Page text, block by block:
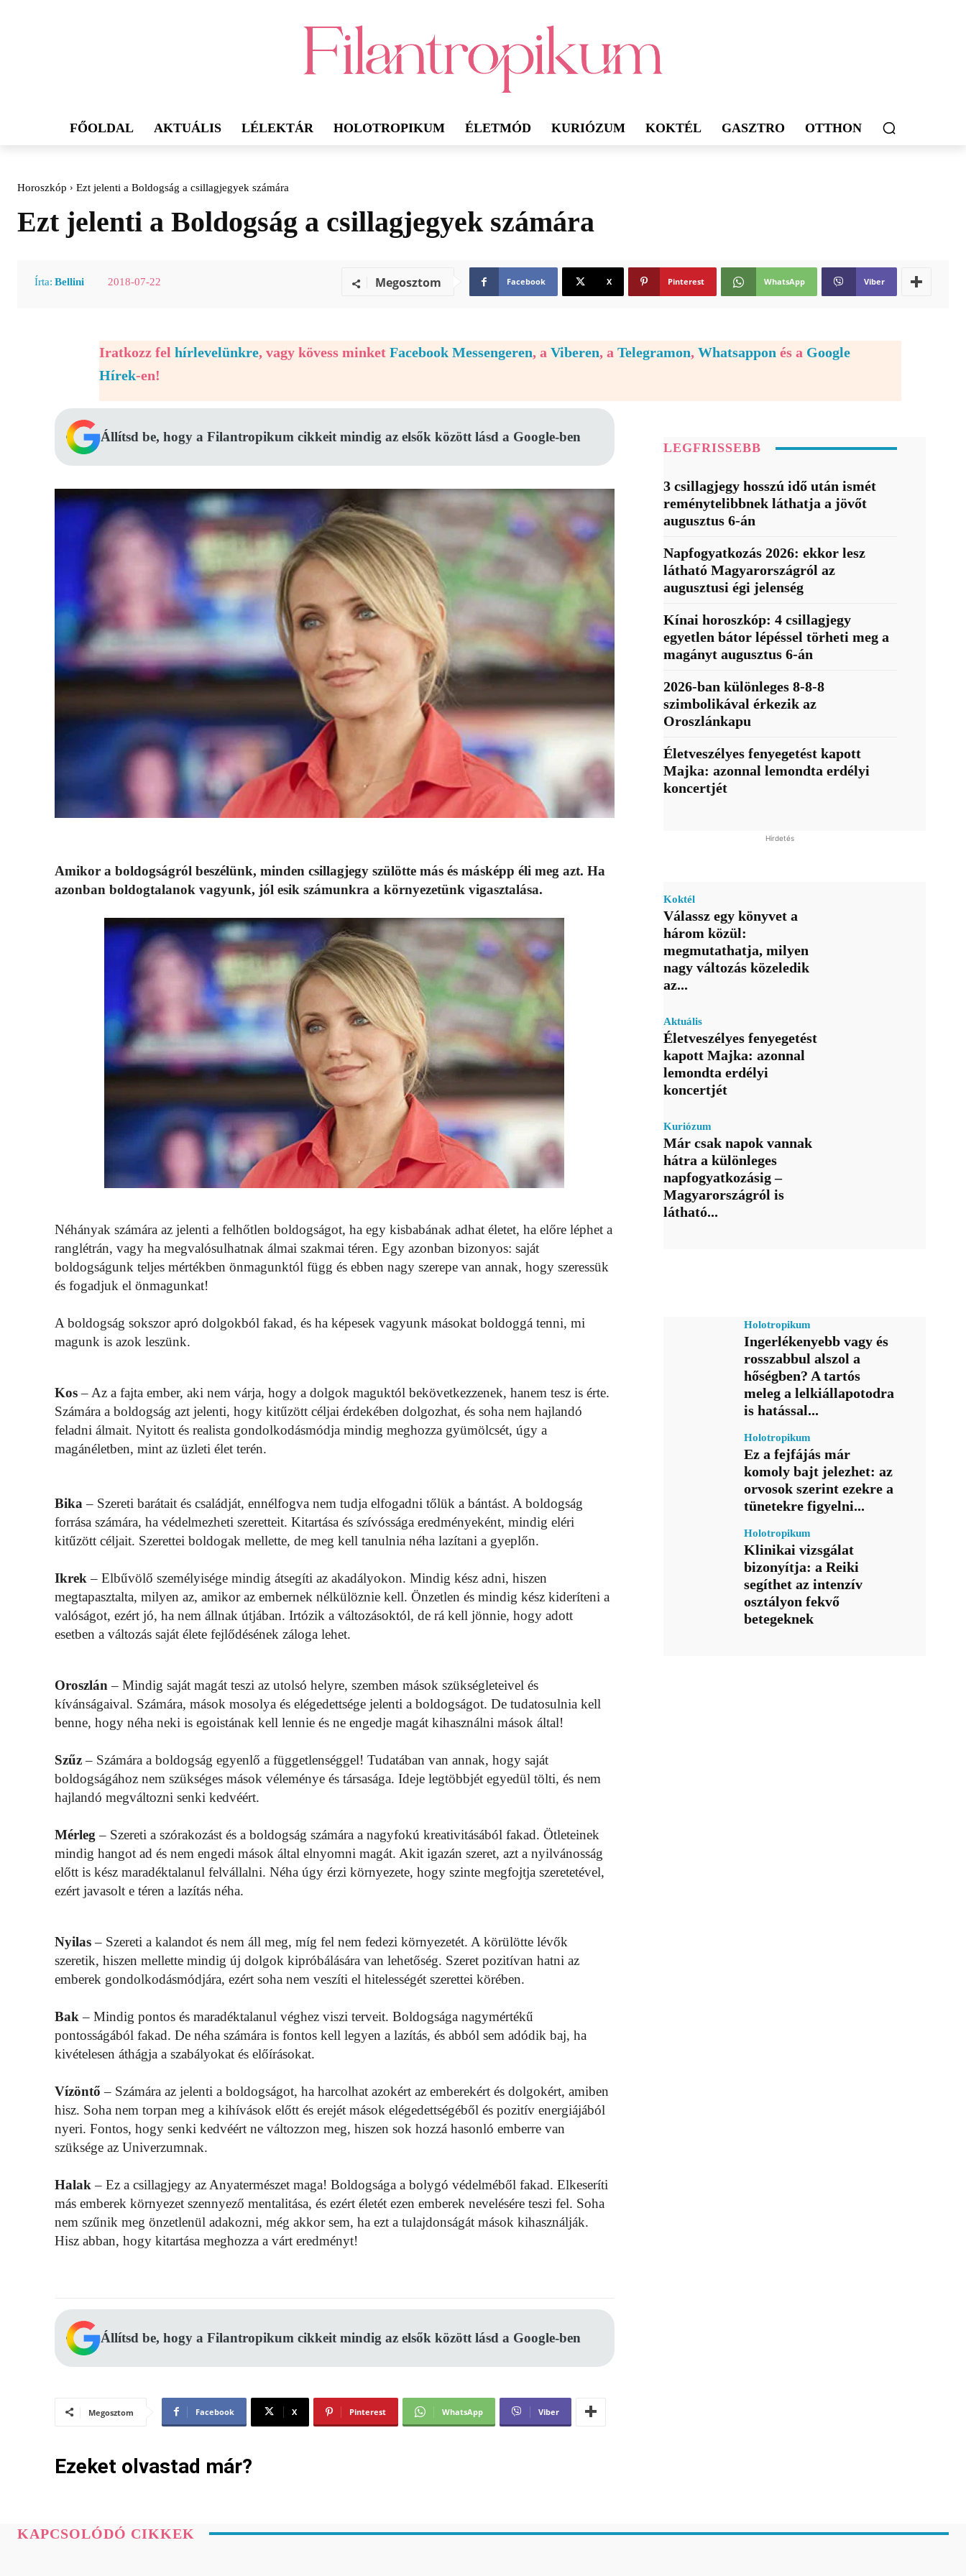
FŐOLDAL AKTUÁLIS LÉLEKTÁR HOLOTROPIKUM ÉLETMÓD KURIÓZUM KOKTÉL GASZTRO OTTHON
Horoszkóp Ezt jelenti a Boldogság a csillagjegyek számára
Ezt jelenti a Boldogság a csillagjegyek számára
Írta: Bellini 2018-07-22 Megosztom Facebook X Pinterest WhatsApp Viber
Iratkozz fel hírlevelünkre, vagy kövess minket Facebook Messengeren, a Viberen, a Telegramon, Whatsappon és a Google
Hírek-en!
Állítsd be, hogy a Filantropikum cikkeit mindig az elsők között lásd a Google-ben
Amikor a boldogságról beszélünk, minden csillagjegy szülötte más és másképp éli meg azt. Ha
azonban boldogtalanok vagyunk, jól esik számunkra a környezetünk vigasztalása.
Néhányak számára az jelenti a felhőtlen boldogságot, ha egy kisbabának adhat életet, ha előre léphet a
ranglétrán, vagy ha megvalósulhatnak álmai szakmai téren. Egy azonban bizonyos: saját
boldogságunk teljes mértékben önmagunktól függ és ebben nagy szerepe van annak, hogy szeressük
és fogadjuk el önmagunkat!
A boldogság sokszor apró dolgokból fakad, és ha képesek vagyunk másokat boldoggá tenni, mi
magunk is azok leszünk.
Kos– Az a fajta ember, aki nem várja, hogy a dolgok maguktól bekövetkezzenek, hanem tesz is érte.
Számára a boldogság azt jelenti, hogy kitűzött céljai érdekében dolgozhat, és soha nem hajlandó
feladni álmait. Nyitott és realista gondolkodásmódja mindig meghozza gyümölcsét, úgy a
magánéletben, mint az üzleti élet terén.
Bika – Szereti barátait és családját, ennélfogva nem tudja elfogadni tőlük a bántást. A boldogság
forrása számára, ha védelmezheti szeretteit. Kitartása és szívóssága eredményeként, mindig eléri
kitűzött céljait. Szerettei boldogak mellette, de meg kell tanulnia néha lazítani a gyeplőn.
Ikrek – Elbűvölő személyisége mindig átsegíti az akadályokon. Mindig kész adni, hiszen
megtapasztalta, milyen az, amikor az embernek nélkülöznie kell. Önzetlen és mindig kész kideríteni a
valóságot, ezért jó, ha nem állnak útjában. Irtózik a változásoktól, de rá kell jönnie, hogy adott
esetben a változás saját élete fejlődésének záloga lehet.
Oroszlán – Mindig saját magát teszi az utolsó helyre, szemben mások szükségleteivel és
kívánságaival. Számára, mások mosolya és elégedettsége jelenti a boldogságot. De tudatosulnia kell
benne, hogy néha neki is egoistának kell lennie és ne engedje magát kihasználni mások által!
Szűz– Számára a boldogság egyenlő a függetlenséggel! Tudatában van annak, hogy saját
boldogságához nem szükséges mások véleménye és társasága. Ideje legtöbbjét egyedül tölti, és nem
hajlandó megváltozni senki kedvéért.
Mérleg – Szereti a szórakozást és a boldogság számára a nagyfokú kreativitásából fakad. Ötleteinek
mindig hangot ad és nem engedi mások által elnyomni magát. Akit igazán szeret, azt a nyilvánosság
előtt is kész maradéktalanul felvállalni. Néha úgy érzi környezete, hogy szinte megfojtja szeretetével,
ezért javasolt e téren a lazítás néha.
Nyilas– Szereti a kalandot és nem áll meg, míg fel nem fedezi környezetét. A körülötte lévők
szeretik, hiszen mellette mindig új dolgok kipróbálására van lehetőség. Szeret pozitívan hatni az
emberek gondolkodásmódjára, ezért soha nem veszíti el hitelességét szerettei körében.
Bak– Mindig pontos és maradéktalanul véghez viszi terveit. Boldogsága nagymértékű
pontosságából fakad. De néha számára is fontos kell legyen a lazítás, és abból sem adódik baj, ha
kivételesen áthágja a szabályokat és előírásokat.
Vízöntő – Számára az jelenti a boldogságot, ha harcolhat azokért az emberekért és dolgokért, amiben
hisz. Soha nem torpan meg a kihívások előtt és erejét mások elégedettségéből és pozitív energiájából
nyeri. Fontos, hogy senki kedvéért ne változzon meg, hiszen sok hozzá hasonló emberre van
szüksége az Univerzumnak.
Halak – Ez a csillagjegy az Anyatermészet maga! Boldogsága a bolygó védelméből fakad. Elkeseríti
más emberek környezet szennyező mentalitása, és ezért életét ezen emberek nevelésére teszi fel. Soha
nem szűnik meg önzetlenül adakozni, még akkor sem, ha ezt a tulajdonságát mások kihasználják.
Hisz abban, hogy kitartása meghozza a várt eredményt!
Állítsd be, hogy a Filantropikum cikkeit mindig az elsők között lásd a Google-ben
Megosztom Facebook X Pinterest WhatsApp Viber
Ezeket olvastad már?
LEGFRISSEBB
3 csillagjegy hosszú idő után ismét
reménytelibbnek láthatja a jövőt
augusztus 6-án
Napfogyatkozás 2026: ekkor lesz
látható Magyarországról az
augusztusi égi jelenség
Kínai horoszkóp: 4 csillagjegy
egyetlen bátor lépéssel törheti meg a
magányt augusztus 6-án
2026-ban különleges 8-8-8
szimbolikával érkezik az
Oroszlánkapu
Életveszélyes fenyegetést kapott
Majka: azonnal lemondta erdélyi
koncertjét
Hirdetés
Koktél
Válassz egy könyvet a
három közül:
megmutathatja, milyen
nagy változás közeledik
az...
Aktuális
Életveszélyes fenyegetést
kapott Majka: azonnal
lemondta erdélyi
koncertjét
Kuriózum
Már csak napok vannak
hátra a különleges
napfogyatkozásig –
Magyarországról is
látható...
Holotropikum
Ingerlékenyebb vagy és
rosszabbul alszol a
hőségben? A tartós
meleg a lelkiállapotodra
is hatással...
Holotropikum
Ez a fejfájás már
komoly bajt jelezhet: az
orvosok szerint ezekre a
tünetekre figyelni...
Holotropikum
Klinikai vizsgálat
bizonyítja: a Reiki
segíthet az intenzív
osztályon fekvő
betegeknek
KAPCSOLÓDÓ CIKKEK